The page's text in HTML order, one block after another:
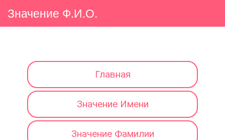
Значение Ф.И.О.
Главная
Значение Имени
Значение Фамилии